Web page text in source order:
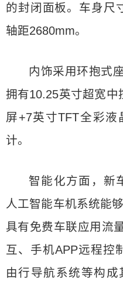
的封闭面板。车身尺
轴距2680mm。
内饰采用环抱式
拥有10.25英寸超宽中
屏+7英寸TFT全彩
计。
智能化方面，新
人工智能车机系统能
具有免费车联应用流
互、手机APP远程控
由行导航系统等构